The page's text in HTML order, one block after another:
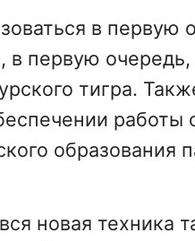
в первую
в первую
тигра.
работы
образования
новая техника